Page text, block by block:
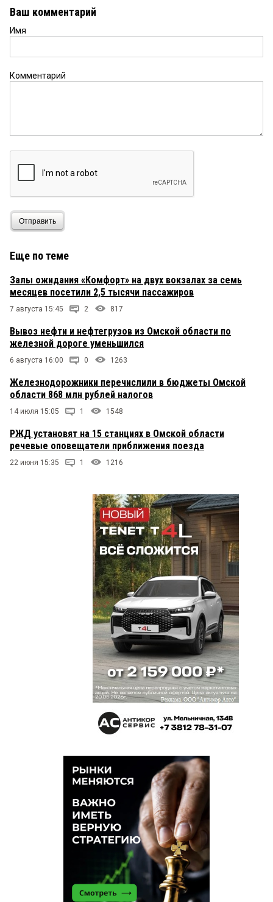
партсъезда, барнаульскую горбатый мост и
рус 16 октября 2019 в 12:59:
Постройте через Иртыш 2 автомоста, один в
районе Порт-Артур — Кировск, второй Доковская
Ваш комментарий
Имя
Комментарий
Отправить
Еще по теме
Залы ожидания «Комфорт» на двух вокзалах за семь
месяцев посетили 2,5 тысячи пассажиров
7 августа 15:45 2 817
Вывоз нефти и нефтегрузов из Омской области по
железной дороге уменьшился
6 августа 16:00 0 1263
Железнодорожники перечислили в бюджеты Омской
области 868 млн рублей налогов
14 июля 15:05 1 1548
РЖД установят на 15 станциях в Омской области
речевые оповещатели приближения поезда
22 июня 15:35 1 1216